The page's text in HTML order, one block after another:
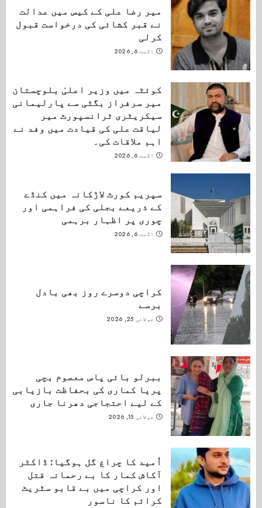
میر رضا علی کے کیس میں عدالت
نے قبر کشائی کی درخواست قبول
کرلی
اگست 6, 2026
کوئٹہ میں وزیر اعلیٰ بلوچستان
میر سرفراز بگٹی سے پارلیمانی
سیکریٹری ٹرانسپورٹ میر
لیاقت علی کی قیادت میں وفد نے
اہم ملاقات کی۔
اگست 6, 2026
سپریم کورٹ لاڑکانہ میں کنڈے
کے ذریعے بجلی کی فراہمی اور
چوری پر اظہار برہمی
اگست 6, 2026
کراچی دوسرے روز بھی بادل
برسے
جولائی 25, 2026
ببرلو بائی پاس معصوم بچی
پریا کماری کی بحفاظت بازیابی
کے لیے احتجاجی دھرنا جاری
جولائی 15, 2026
اُمید کا چراغ گل ہوگیا: ڈاکٹر
آکاش کمار کا بے رحمانہ قتل
اور کراچی میں بے قابو سٹریٹ
کرائم کا ناسور